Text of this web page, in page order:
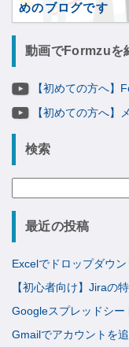
めのブログです
動画でFormzuを
【初めての方へ】
【初めての方へ】
検索
最近の投稿
Excelでドロップダウ
【初心者向け】Jiraの
Googleスプレッドシー
Gmailでアカウントを